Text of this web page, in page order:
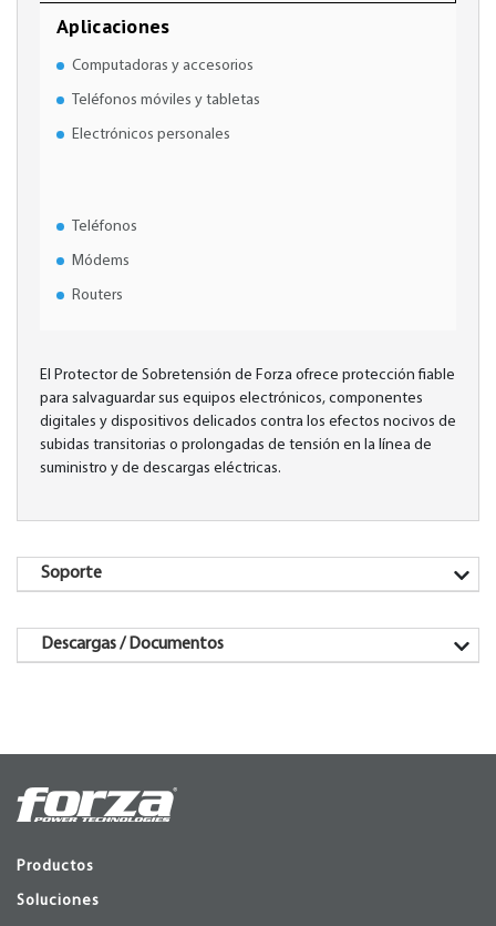
Aplicaciones
Computadoras y accesorios
Teléfonos móviles y tabletas
Electrónicos personales
Teléfonos
Módems
Routers
El Protector de Sobretensión de Forza ofrece protección fiable
para salvaguardar sus equipos electrónicos, componentes
digitales y dispositivos delicados contra los efectos nocivos de
subidas transitorias o prolongadas de tensión en la línea de
suministro y de descargas eléctricas.
Soporte
Descargas / Documentos
Productos
Soluciones